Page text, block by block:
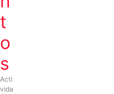
t
o
s
Acti
vida